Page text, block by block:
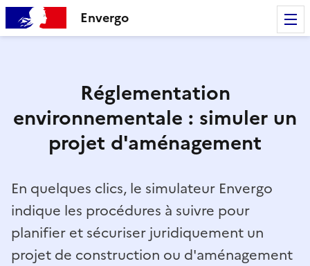
Envergo
Réglementation
environnementale : simuler un
projet d'aménagement
En quelques clics, le simulateur Envergo
indique les procédures à suivre pour
planifier et sécuriser juridiquement un
projet de construction ou d'aménagement